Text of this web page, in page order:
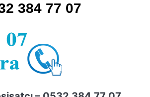
384 77 07